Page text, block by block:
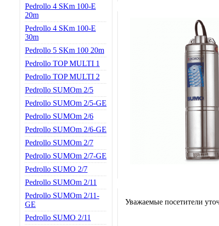
Pedrollo 4 SKm 100-E
20m
Pedrollo 4 SKm 100-E
30m
Pedrollo 5 SKm 100 20m
Pedrollo TOP MULTI 1
Pedrollo TOP MULTI 2
Pedrollo SUMOm 2/5
Pedrollo SUMOm 2/5-GE
Pedrollo SUMOm 2/6
Pedrollo SUMOm 2/6-GE
Pedrollo SUMOm 2/7
Pedrollo SUMOm 2/7-GE
Pedrollo SUMO 2/7
Pedrollo SUMOm 2/11
Pedrollo SUMOm 2/11-
GE
Pedrollo SUMO 2/11
Уважаемые посетители